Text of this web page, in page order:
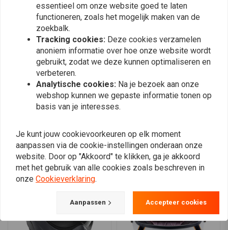
CE-gecertificeerd, helder anticondens en antikras schild voor
optimaal zicht.
Dubbel-D kinbandvergrendelingsmechanisme voor een veilige
pasvorm.
Stijlvol en duurzaam
Verbeterde pasvorm: Verwijderbare wangkussentjes voor een
Klaar voor audio
Veilig en comfortabel
Verbetert het zicht
Veilige bevestiging
Venturi-ventilatie voor voldoende ventilatie.
Perfecte mix van retrostijl en moderne prestaties.
Plaats ook een review
Vergelijkbare producten
essentieel om onze website goed te laten
functioneren, zoals het mogelijk maken van de
zoekbalk.
Tracking cookies: Deze cookies verzamelen
anoniem informatie over hoe onze website wordt
gebruikt, zodat we deze kunnen optimaliseren en
verbeteren.
Analytische cookies: Na je bezoek aan onze
webshop kunnen we gepaste informatie tonen op
basis van je interesses.
Je kunt jouw cookievoorkeuren op elk moment
aanpassen via de cookie-instellingen onderaan onze
website. Door op "Akkoord" te klikken, ga je akkoord
met het gebruik van alle cookies zoals beschreven in
onze Cookieverklaring.
Aanpassen Accepteer cookies